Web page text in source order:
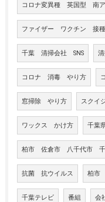
コロナ変異種 英国型 南
ファイザー ワクチン 接種
千葉 清掃会社 SNS
コロナ 消毒 やり方
窓掃除 やり方 スクイ
ワックス かけ方 千葉
柏市 佐倉市 八千代市
抗菌 抗ウイルス 柏市
千葉テレビ 番組 会